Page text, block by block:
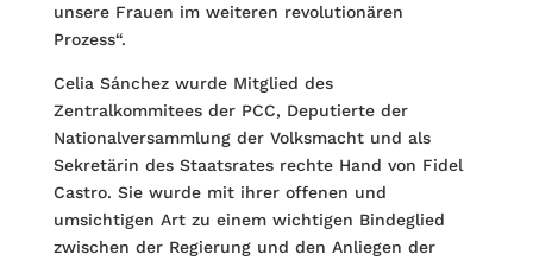
unsere Frauen im weiteren revolutionären
Prozess“.
Celia Sánchez wurde Mitglied des
Zentralkommitees der PCC, Deputierte der
Nationalversammlung der Volksmacht und als
Sekretärin des Staatsrates rechte Hand von Fidel
Castro. Sie wurde mit ihrer offenen und
umsichtigen Art zu einem wichtigen Bindeglied
zwischen der Regierung und den Anliegen der